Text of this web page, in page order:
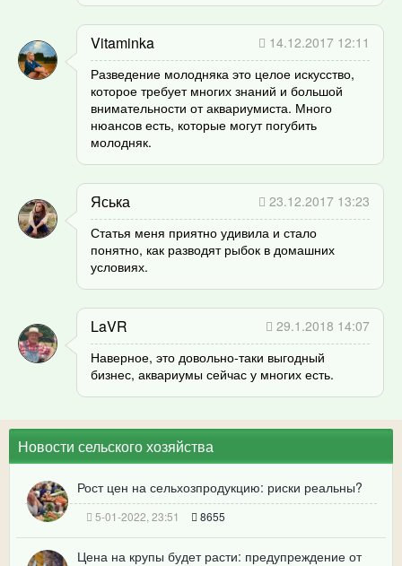
Vitaminka
14.12.2017 12:11
Разведение молодняка это целое искусство,
которое требует многих знаний и большой
внимательности от аквариумиста. Много
нюансов есть, которые могут погубить
молодняк.
Яська
23.12.2017 13:23
Статья меня приятно удивила и стало
понятно, как разводят рыбок в домашних
условиях.
LaVR
29.1.2018 14:07
Наверное, это довольно-таки выгодный
бизнес, аквариумы сейчас у многих есть.
Новости сельского хозяйства
Рост цен на сельхозпродукцию: риски реальны?
5-01-2022, 23:51 8655
Цена на крупы будет расти: предупреждение от